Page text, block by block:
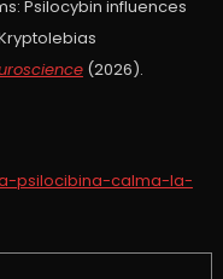
Psilocybin influences
(2026).
psilocibina-calma-la-